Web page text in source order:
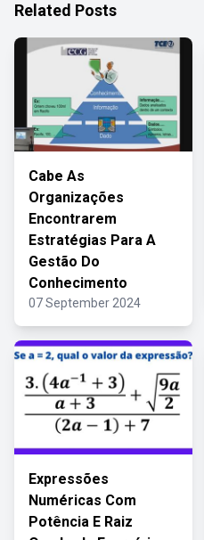
Related Posts
Cabe As
Organizações
Encontrarem
Estratégias Para A
Gestão Do
Conhecimento
07 September 2024
Expressões
Numéricas Com
Potência E Raiz